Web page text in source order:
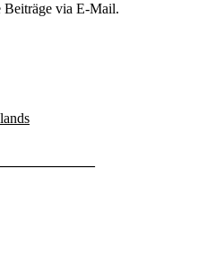
Beiträge via E-Mail.